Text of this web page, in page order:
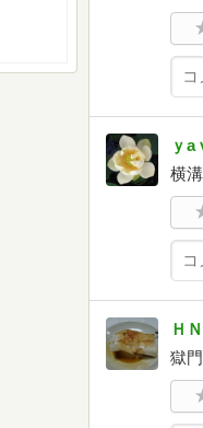
ｙa
横
Ｈ
獄